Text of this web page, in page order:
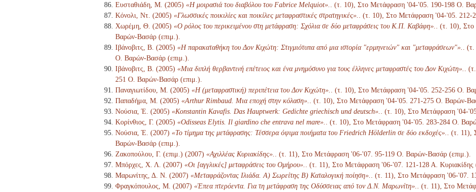
Ευσταθιάδη, Μ. (2005) «Η μοιρασιά του διαβόλου του Fabrice Melquiot».
. (τ. 10), Στο Μετάφραση '04-'05. 190-198 Ο.
Κόνολι, Ντ. (2005) «Γλωσσικές ποικιλίες και ποικίλες μεταφραστικές στρατηγικές».
. (τ. 10), Στο Μετάφραση '04-'05.
Χωρέμη, Θ. (2005) «Ο ρόλος του περικειμένου στη μετάφραση: Σχόλια σε δύο μεταφράσεις του Κ.Π. Καβάφη».
. (τ. 10),
Βαρών-Βασάρ (επιμ.).
Ιβάνοβιτς, Β. (2005) «Η παρακαταθήκη του Δον Κιχώτη: Στιγμιότυπα από μια ιστορία "ερμηνειών" και "μεταφράσεων"».
.
Ο. Βαρών-Βασάρ (επιμ.).
Ιβάνοβιτς, Β. (2005) «Μια διπλή θερβαντινή επέτειος και ένα μνημόσυνο για τους έλληνες μεταφραστές του Δον Κιχώτη».
.
251 Ο. Βαρών-Βασάρ (επιμ.).
Παναγιωτίδου, Μ. (2005) «Η (μεταφραστική) περιπέτεια του Δον Κιχώτη».
. (τ. 10), Στο Μετάφραση '04-'05. 252-256 Ο.
Παπαδήμα, Μ. (2005) «Arthur Rimbaud. Μια εποχή στην κόλαση».
. (τ. 10), Στο Μετάφραση '04-'05. 271-275 Ο. Βαρών-
Νούσια, Έ. (2005) «Konstantin Kavafis. Das Hauptwerk: Gedichte griechisch und deutsch».
. (τ. 10), Στο Μετάφραση '04-
Κορίνθιος, Γ. (2005) «Odisseas Elytis. Il giardino che entrava nel mare».
. (τ. 10), Στο Μετάφραση '04-'05. 283-284 Ο.
Νούσια, Έ. (2007) «Το τίμημα της μετάφρασης: Τέσσερα όψιμα ποιήματα του Friedrich Hölderlin σε δύο εκδοχές».
. (τ.
Βαρών-Βασάρ (επιμ.).
Ζακοπούλου, Γ. (επιμ.) (2007) «Αχιλλέας Κυριακίδης».
. (τ. 11), Στο Μετάφραση '06-'07. 95-119 Ο. Βαρών-Βασάρ (επιμ.).
Μπόρχες, Χ. Λ. (2007) «Οι [αγγλικές] μεταφράσεις του Ομήρου».
. (τ. 11), Στο Μετάφραση '06-'07. 121-128 Α.
Μαρωνίτης, Δ. Ν. (2007) «Μεταφράζοντας Ιλιάδα. Α) Σωρείτης Β) Καταλογική ποίηση».
. (τ. 11), Στο Μετάφραση '06-'07.
Φραγκόπουλος, Μ. (2007) «Έπεα πτερόεντα. Για τη μετάφραση της Οδύσσειας από τον Δ.Ν. Μαρωνίτη».
. (τ. 11), Στο